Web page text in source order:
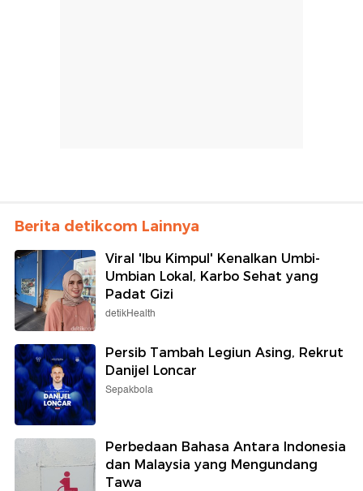
Berita detikcom Lainnya
Viral 'Ibu Kimpul' Kenalkan Umbi-
Umbian Lokal, Karbo Sehat yang
Padat Gizi
detikHealth
Persib Tambah Legiun Asing, Rekrut
Danijel Loncar
Sepakbola
Perbedaan Bahasa Antara Indonesia
dan Malaysia yang Mengundang
Tawa